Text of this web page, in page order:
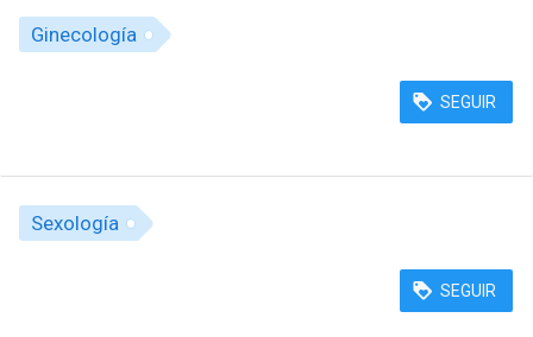
Ginecología
SEGUIR
Sexología
SEGUIR